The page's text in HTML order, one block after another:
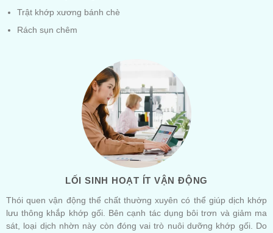
Trật khớp xương bánh chè
Rách sụn chêm
LỐI SINH HOẠT ÍT VẬN ĐỘNG
Thói quen vận động thể chất thường xuyên có thể giúp dịch khớp
lưu thông khắp khớp gối. Bên cạnh tác dụng bôi trơn và giảm ma
sát, loại dịch nhờn này còn đóng vai trò nuôi dưỡng khớp gối. Do